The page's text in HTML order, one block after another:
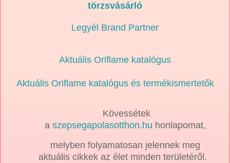
törzsvásárló
Legyél Brand Partner
Aktuális Oriflame katalógus
Aktuális Oriflame katalógus és termékismertetők
Kövessétek
a szepsegapolasotthon.hu honlapomat,
melyben folyamatosan jelennek meg
aktuális cikkek az élet minden területéről.